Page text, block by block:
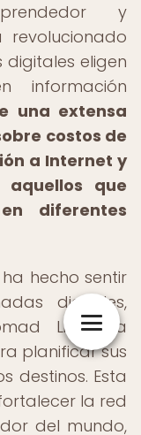
y
eligen
información
una extensa
costos de
a Internet y
que
diferentes
hecho sentir
digitales,
List una
planificar sus
destinos. Esta
la red
del mundo,